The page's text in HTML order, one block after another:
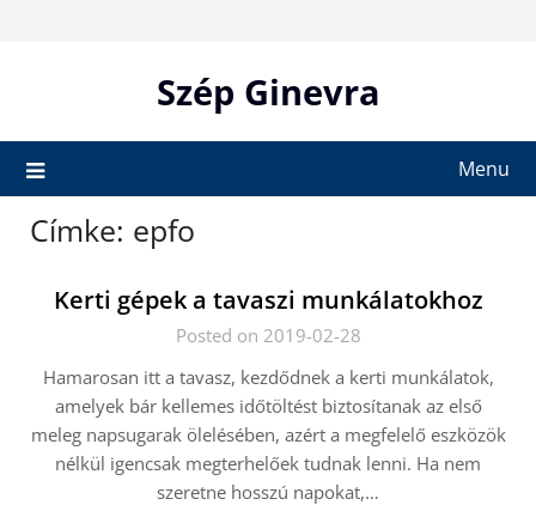
Szép Ginevra
Menu
Címke: epfo
Kerti gépek a tavaszi munkálatokhoz
Posted on 2019-02-28
Hamarosan itt a tavasz, kezdődnek a kerti munkálatok,
amelyek bár kellemes időtöltést biztosítanak az első
meleg napsugarak ölelésében, azért a megfelelő eszközök
nélkül igencsak megterhelőek tudnak lenni. Ha nem
szeretne hosszú napokat,…